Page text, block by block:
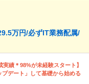
万円/必ずIT業務配属/
実績＊98%が未経験スタート】
プデート」して基礎から始める